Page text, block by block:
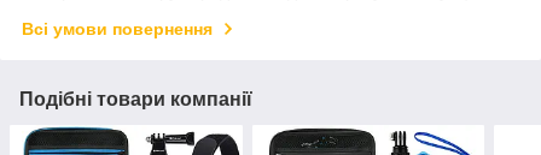
Всі умови повернення
Подібні товари компанії